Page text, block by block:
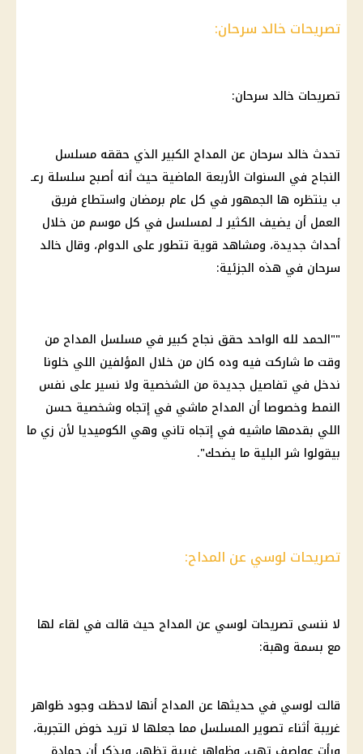
تصريحات خالد سرحان:
تصريحات خالد سرحان:
تحدث خالد سرحان عن المداح الكبير الذي حققه مسلسل
النجاح في السنوات الأربعة الماضية حيث أنه أصبح سلسلة رعـ
ب ينتظره ها الجمهور في كل عام برمضان واستطاع فريق
العمل أن يضيف الكثير لـ لمسلسل في كل موسم من خلال
أحداث جديدة، ومشاهد قوية تتطور على الدوام، وقال خالد
سرحان في هذه الجزئية:
""الحمد لله الواحد حقق نجاح كبير في مسلسل المداح من
وقت ما شاركت فيه وده كان من خلال المؤلفين اللي خلونا
ندخل في تفاصيل جديدة من الشخصية ولا نسير على نفس
النمط وخصوصا أن المداح ماشي في إتجاه وشخصية حسن
اللي بقدمها ماشيه في إتجاه تاني وهي الكوميديا لأن زي ما
بيقولوا شر البلية ما يضحك".
تصريحات لوسي عن المداح:
لا ننسى تصريحات لوسي عن المداح حيث قالت في لقاء لها
مع بسمة وهبة:
قالت لوسي في حديثها عن المداح أنها لاحظت وجود ظواهر
غريبة أثناء تصوير المسلسل مما جعلها لا تريد خوض التجربة،